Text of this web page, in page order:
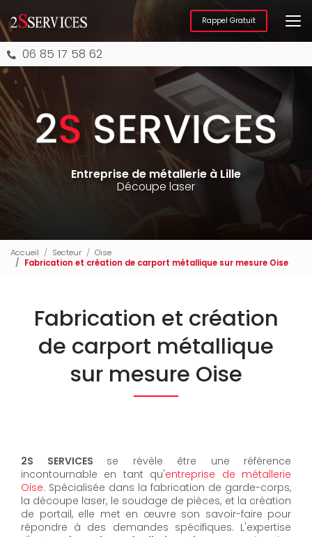
au
contenu
principal06 85 17 58 62
Rappel Gratuit
Entreprise de métallerie à Lille
Découpe laser
Accueil Secteur
Oise
Fabrication et création de carport métallique sur mesure Oise
Fabrication et création
de carport métallique
sur mesure Oise
2S SERVICES se révèle être une référence
incontournable en tant qu'entreprise de métallerie
Oise. Spécialisée dans la fabrication de garde-corps,
la découpe laser, le soudage de pièces, et la création
de portail, elle met en œuvre son savoir-faire pour
répondre à des demandes spécifiques. L'expertise